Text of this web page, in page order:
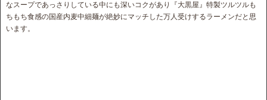
なスープであっさりしている中にも深いコクがあり『大黒屋』特製ツルツルも
ちもち食感の国産内麦中細麺が絶妙にマッチした万人受けするラーメンだと思
います。